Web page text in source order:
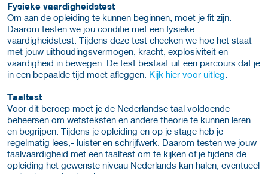
Fysieke vaardigheidstest
Om aan de opleiding te kunnen beginnen, moet je fit zijn.
Daarom testen we jou conditie met een fysieke
vaardigheidstest. Tijdens deze test checken we hoe het staat
met jouw uithoudingsvermogen, kracht, explosiviteit en
vaardigheid in bewegen. De test bestaat uit een parcours dat je
in een bepaalde tijd moet afleggen. Kijk hier voor uitleg
Taaltest
Voor dit beroep moet je de Nederlandse taal voldoende
beheersen om wetsteksten en andere theorie te kunnen leren
en begrijpen. Tijdens je opleiding en op je stage heb je
regelmatig lees,- luister en schrijfwerk. Daarom testen we jouw
taalvaardigheid met een taaltest om te kijken of je tijdens de
opleiding het gewenste niveau Nederlands kan halen, eventueel